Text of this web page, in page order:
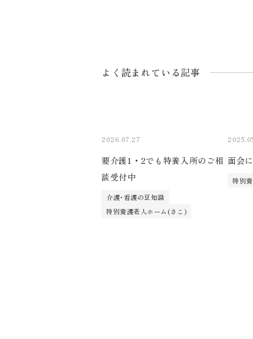
よく読まれている記事
2026.07.27
要介護1・2でも特養入所のご相
談受付中
介護･看護の豆知識
特別養護老人ホーム(さこ)
面会
特別